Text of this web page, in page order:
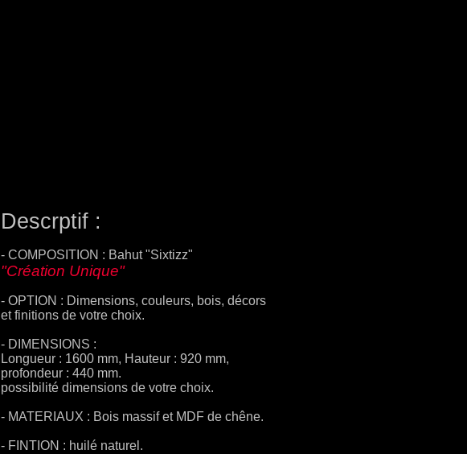
Descrptif :
- COMPOSITION : Bahut "Sixtizz"
"Création Unique"
- OPTION : Dimensions, couleurs, bois, décors
et finitions de votre choix.
- DIMENSIONS :
Longueur : 1600 mm, Hauteur : 920 mm,
profondeur : 440 mm.
possibilité dimensions de votre choix.
- MATERIAUX : Bois massif et MDF de chêne.
- FINTION : huilé naturel.